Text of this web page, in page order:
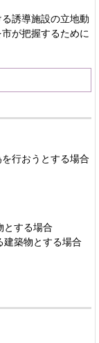
誘導施設の立地動
が把握するために
行おうとする場合
とする場合
建築物とする場合